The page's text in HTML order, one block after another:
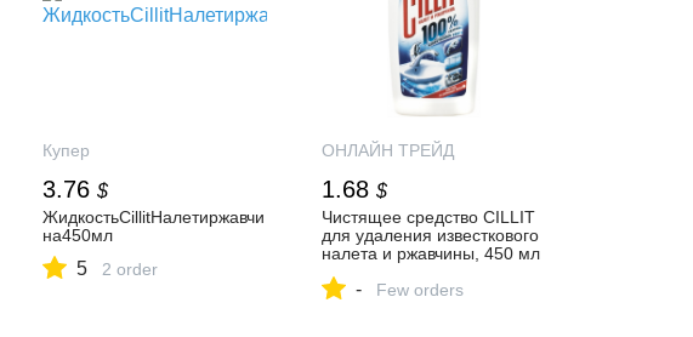
Купер
3.76 $
ЖидкостьCillitНалетиржавчи
на450мл
5 2 order
ОНЛАЙН ТРЕЙД
1.68 $
Чистящее средство CILLIT
для удаления известкового
налета и ржавчины, 450 мл
по низкой цене в интернет-
- Few orders